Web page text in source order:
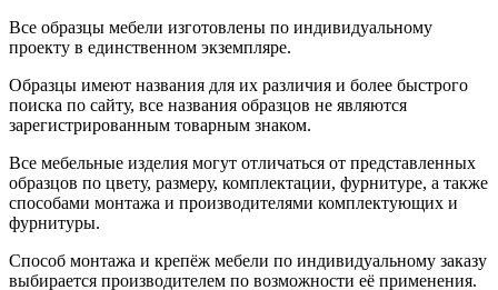
Все образцы мебели изготовлены по индивидуальному
проекту в единственном экземпляре.
Образцы имеют названия для их различия и более быстрого
поиска по сайту, все названия образцов не являются
зарегистрированным товарным знаком.
Все мебельные изделия могут отличаться от представленных
образцов по цвету, размеру, комплектации, фурнитуре, а также
способами монтажа и производителями комплектующих и
фурнитуры.
Способ монтажа и крепёж мебели по индивидуальному заказу
выбирается производителем по возможности её применения.